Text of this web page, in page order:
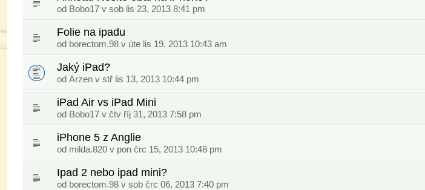
od Bobo17 v sob lis 23, 2013 8:41 pm
Folie na ipadu
od borectom.98 v úte lis 19, 2013 10:43 am
Jaký iPad?
od Arzen v stř lis 13, 2013 10:44 pm
iPad Air vs iPad Mini
od Bobo17 v čtv říj 31, 2013 7:58 pm
iPhone 5 z Anglie
od milda.820 v pon črc 15, 2013 10:48 pm
Ipad 2 nebo ipad mini?
od borectom.98 v sob črc 06, 2013 7:40 pm